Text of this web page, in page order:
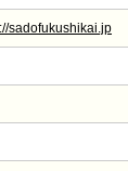
sadofukushikai.jp